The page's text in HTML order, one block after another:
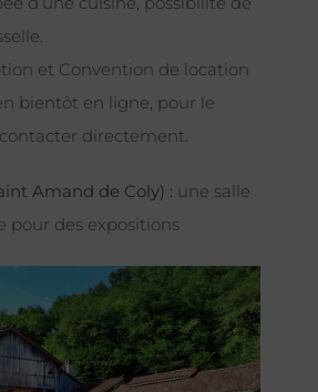
et Convention de location
bientôt en ligne, pour le
directement.
Amand de Coly) : une salle
pour des expositions